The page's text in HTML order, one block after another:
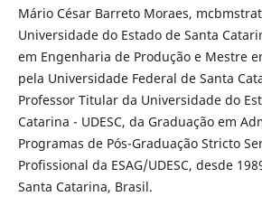
Mário César Barreto Moraes,
Universidade do Estado de Santa
em Engenharia de Produção e Mestre
pela Universidade Federal de Santa
Professor Titular da Universidade do
Catarina - UDESC, da Graduação em
Programas de Pós-Graduação Stricto
Profissional da ESAG/UDESC, desde
Santa Catarina, Brasil.